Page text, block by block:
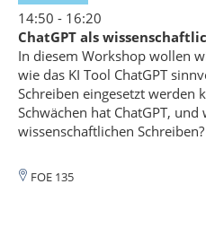
14:50 - 16:20
ChatGPT als
In diesem Workshop wollen
wie das KI Tool ChatGPT
Schreiben eingesetzt werden
Schwächen hat ChatGPT,
wissenschaftlichen Schreiben?
FOE 135